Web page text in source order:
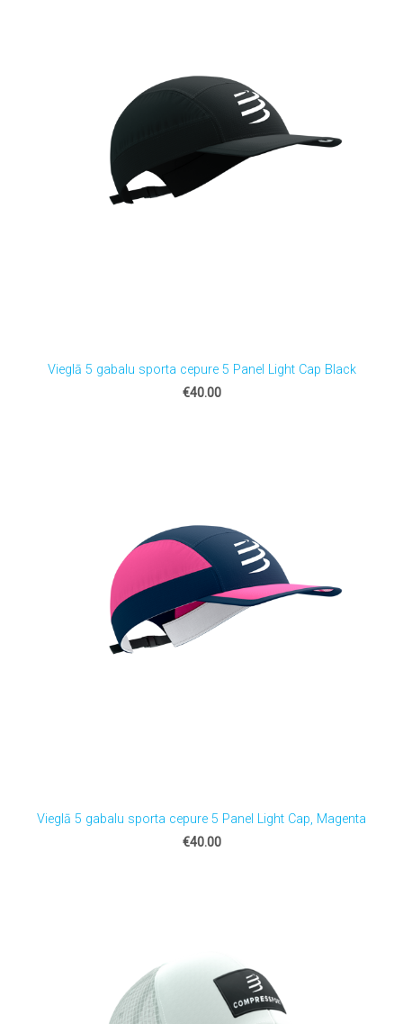
Vieglā 5 gabalu sporta cepure 5 Panel Light Cap Black
€40.00
Vieglā 5 gabalu sporta cepure 5 Panel Light Cap, Magenta
€40.00